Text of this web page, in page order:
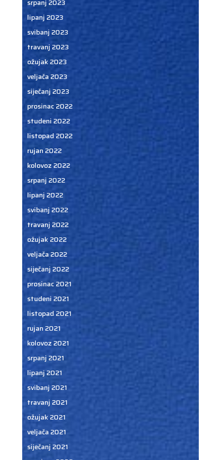
srpanj 2023
lipanj 2023
svibanj 2023
travanj 2023
ožujak 2023
veljača 2023
siječanj 2023
prosinac 2022
studeni 2022
listopad 2022
rujan 2022
kolovoz 2022
srpanj 2022
lipanj 2022
svibanj 2022
travanj 2022
ožujak 2022
veljača 2022
siječanj 2022
prosinac 2021
studeni 2021
listopad 2021
rujan 2021
kolovoz 2021
srpanj 2021
lipanj 2021
svibanj 2021
travanj 2021
ožujak 2021
veljača 2021
siječanj 2021